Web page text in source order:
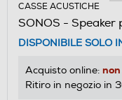
CASSE ACUSTICHE
SONOS -
DISPONIBILE SOLO
Acquisto online:
Ritiro in negozio in